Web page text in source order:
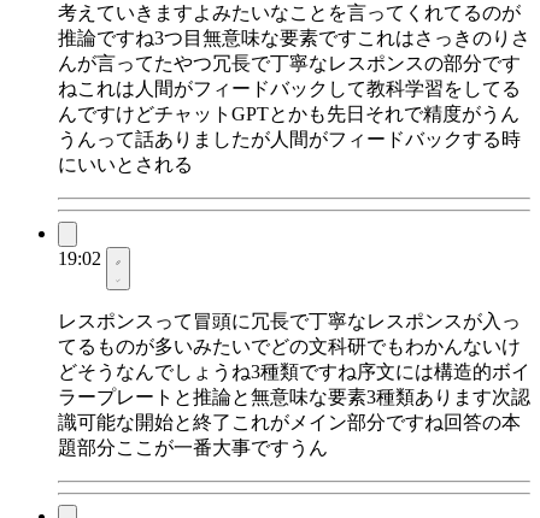
考えていきますよみたいなことを言ってくれてるのが
推論ですね3つ目無意味な要素ですこれはさっきのりさ
んが言ってたやつ冗長で丁寧なレスポンスの部分です
ねこれは人間がフィードバックして教科学習をしてる
んですけどチャットGPTとかも先日それで精度がうん
うんって話ありましたが人間がフィードバックする時
にいいとされる
19:02
レスポンスって冒頭に冗長で丁寧なレスポンスが入っ
てるものが多いみたいでどの文科研でもわかんないけ
どそうなんでしょうね3種類ですね序文には構造的ボイ
ラープレートと推論と無意味な要素3種類あります次認
識可能な開始と終了これがメイン部分ですね回答の本
題部分ここが一番大事ですうん